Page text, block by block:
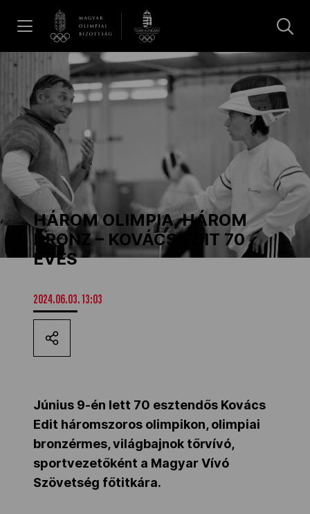
Hírek
Galéria
Dakar 2026
Los Angeles 2028
Kettőskarrier-program
Társszervezetek
OVEP
HÁROM OLIMPIA, HÁROM
BRONZ – KOVÁCS EDIT 70
ÉVES
2024.06.03. 13:03
Június 9-én lett 70 esztendős Kovács
Edit háromszoros olimpikon, olimpiai
bronzérmes, világbajnok tőrvívó,
sportvezetőként a Magyar Vívó
Szövetség főtitkára.